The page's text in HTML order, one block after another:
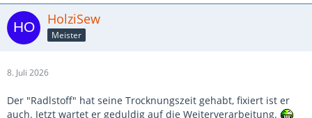
HolziSew
Meister
8. Juli 2026
Der "Radlstoff" hat seine Trocknungszeit gehabt, fixiert ist er
auch. Jetzt wartet er geduldig auf die Weiterverarbeitung.